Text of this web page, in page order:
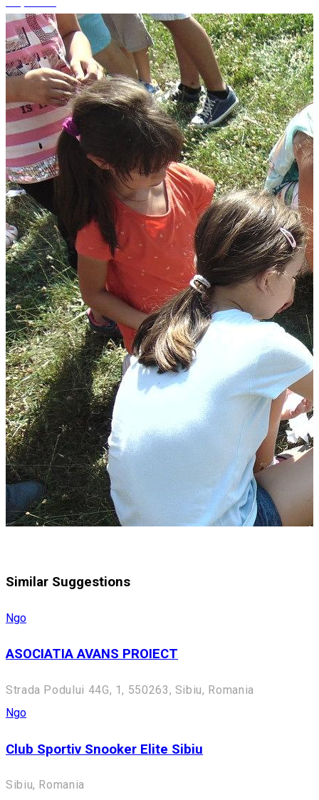
Similar Suggestions
Ngo
ASOCIATIA AVANS PROIECT
Strada Podului 44G, 1, 550263, Sibiu, Romania
Ngo
Club Sportiv Snooker Elite Sibiu
Sibiu, Romania